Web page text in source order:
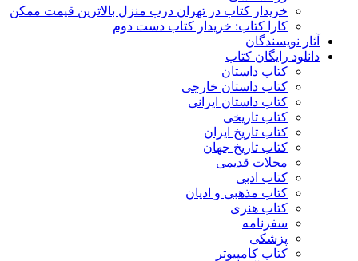
خریدار کتاب در تهران درب منزل بالاترین قیمت ممکن
کارا کتاب: خریدار کتاب دست دوم
آثار نویسندگان
دانلود رایگان کتاب
کتاب داستان
کتاب داستان خارجی
کتاب داستان ایرانی
کتاب تاریخی
کتاب تاریخ ایران
کتاب تاریخ جهان
مجلات قدیمی
کتاب ادبی
کتاب مذهبی و ادیان
کتاب هنری
سفرنامه
پزشکی
کتاب کامپیوتر